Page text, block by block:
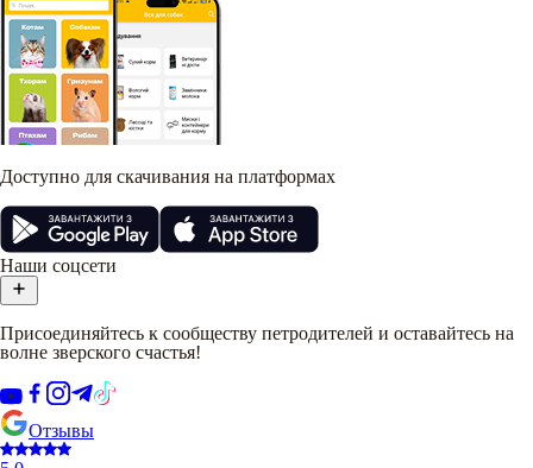
Доступно для скачивания на платформах
Наши соцсети
Присоединяйтесь к сообществу петродителей и оставайтесь на
волне зверского счастья!
Отзывы